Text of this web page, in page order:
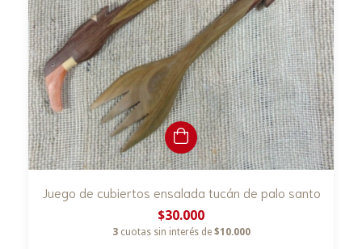
Juego de cubiertos ensalada tucán de palo santo
$30.000
3 cuotas sin interés de $10.000